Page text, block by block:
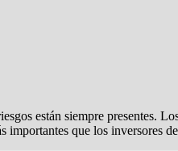
están siempre presentes.
que los inversores